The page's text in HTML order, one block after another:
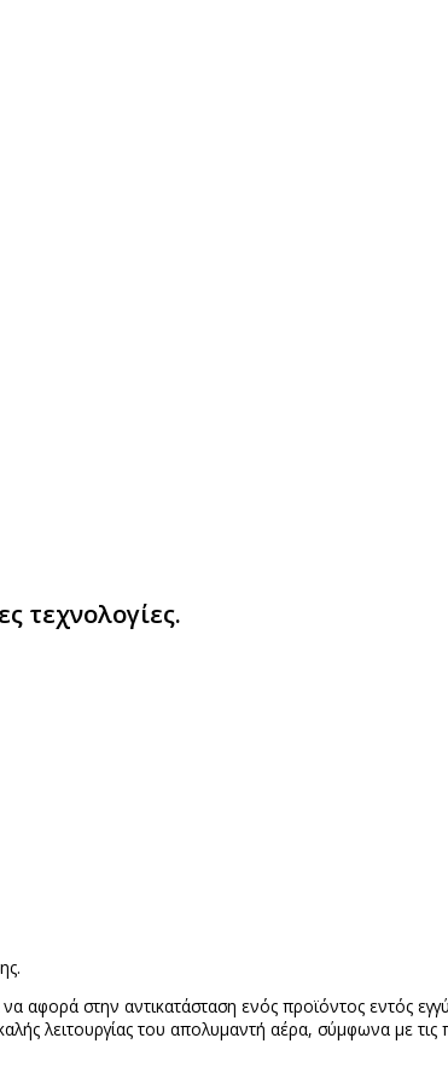
τεχνολογίες.
αφορά στην αντικατάσταση ενός προϊόντος εντός
λειτουργίας του απολυμαντή αέρα, σύμφωνα με